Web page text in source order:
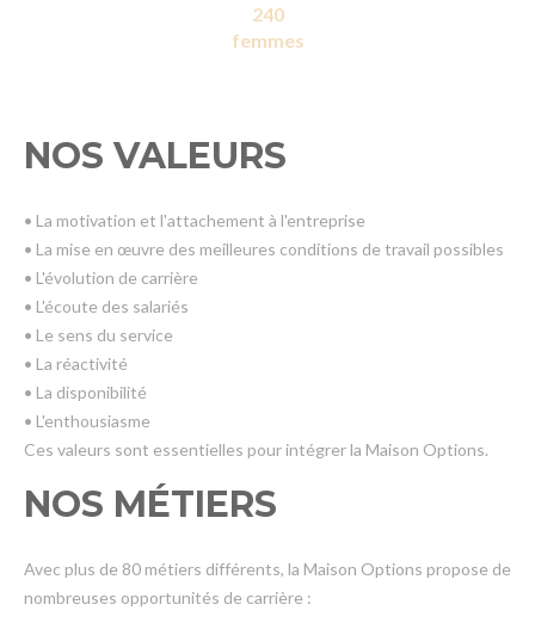
240
femmes
NOS VALEURS
• La motivation et l'attachement à l'entreprise
• La mise en œuvre des meilleures conditions de travail possibles
• L'évolution de carrière
• L'écoute des salariés
• Le sens du service
• La réactivité
• La disponibilité
• L'enthousiasme
Ces valeurs sont essentielles pour intégrer la Maison Options.
NOS MÉTIERS
Avec plus de 80 métiers différents, la Maison Options propose de
nombreuses opportunités de carrière :